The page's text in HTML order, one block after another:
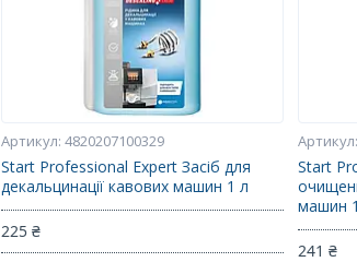
4820207100329
Start Professional Expert Засіб для
декальцинації кавових машин 1 л
225 ₴
Start
машин
241 ₴